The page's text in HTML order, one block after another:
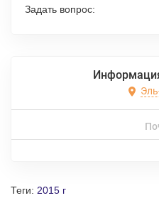
Задать вопрос:
Теги: 2015 г